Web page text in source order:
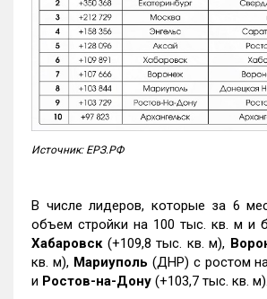
Источник: ЕРЗ.РФ
В числе лидеров, которые за 6
объем стройки на 100 тыс. кв. м и
Хабаровск (+109,8 тыс. кв. м),
кв. м), Мариуполь (ДНР) с ростом
и Ростов-на-Дону (+103,7 тыс. кв. м).